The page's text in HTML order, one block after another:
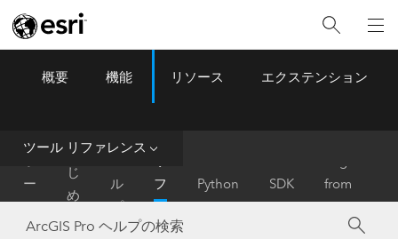
ArcGIS Pro Menu
概要 機能 リソース エクステンション
ツール リファレンス
ー
ム
は
じ
め
に
ル
プ
フ
ァ
レ
Python SDK
from
ArcMap